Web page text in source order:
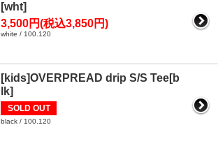
[wht]
3,500円(税込3,850円)
white / 100.120
[kids]OVERPREAD drip S/S Tee[b
lk]
SOLD OUT
black / 100.120